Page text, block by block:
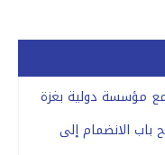
مؤسسة دولية بغزة
باب الانضمام إلى